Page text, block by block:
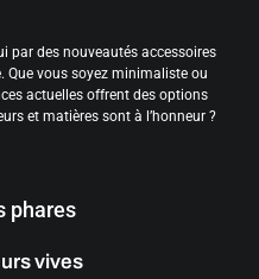
par des nouveautés accessoires
vous soyez minimaliste ou
actuelles offrent des options
et matières sont à l’honneur ?
phares
vives